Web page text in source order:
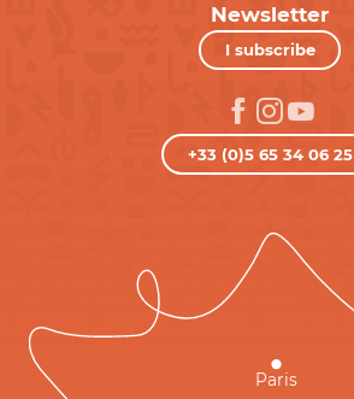
Newsletter
I subscribe
+33 (0)5 65 34 06 25
Paris